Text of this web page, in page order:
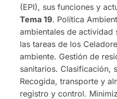
(EPI), sus funciones y
Tema 19. Política
ambientales de actividad
las tareas de los
ambiente. Gestión de
sanitarios. Clasificación,
Recogida, transporte y
registro y control.